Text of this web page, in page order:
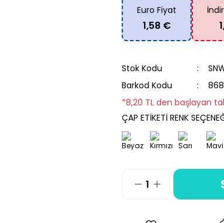
Euro Fiyat
1,58 €
Stok Kodu
Barkod Kodu
*8,20 TL den başlayan
ÇAP ETİKETİ RENK